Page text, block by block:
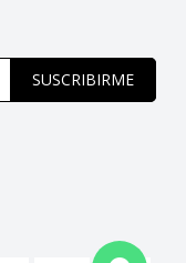
SUSCRIBIRME